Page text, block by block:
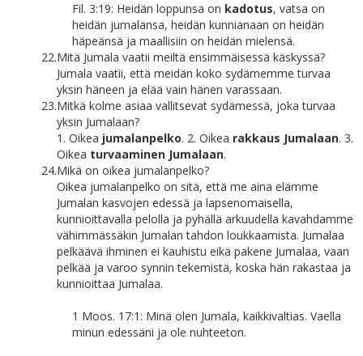
Fil. 3:19: Heidän loppunsa on kadotus, vatsa on
heidän jumalansa, heidän kunnianaan on heidän
häpeänsä ja maallisiin on heidän mielensä.
22.Mitä Jumala vaatii meiltä ensimmäisessä käskyssä?
Jumala vaatii, että meidän koko sydämemme turvaa
yksin häneen ja elää vain hänen varassaan.
23.Mitkä kolme asiaa vallitsevat sydämessä, joka turvaa
yksin Jumalaan?
1. Oikea jumalanpelko. 2. Oikea rakkaus Jumalaan. 3.
Oikea turvaaminen Jumalaan.
24.Mikä on oikea jumalanpelko?
Oikea jumalanpelko on sitä, että me aina elämme
Jumalan kasvojen edessä ja lapsenomaisella,
kunnioittavalla pelolla ja pyhällä arkuudella kavahdamme
vähimmässäkin Jumalan tahdon loukkaamista. Jumalaa
pelkäävä ihminen ei kauhistu eikä pakene Jumalaa, vaan
pelkää ja varoo synnin tekemistä, koska hän rakastaa ja
kunnioittaa Jumalaa.
1 Moos. 17:1: Minä olen Jumala, kaikkivaltias. Vaella
minun edessäni ja ole nuhteeton.